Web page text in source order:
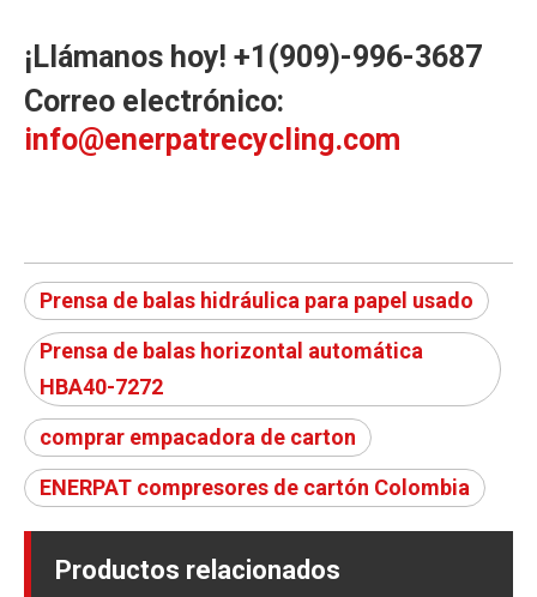
¡Llámanos hoy! +1(909)-996-3687
Correo electrónico:
info@enerpatrecycling.com
Prensa de balas hidráulica para papel usado
Prensa de balas horizontal automática
HBA40-7272
comprar empacadora de carton
ENERPAT compresores de cartón Colombia
Productos relacionados